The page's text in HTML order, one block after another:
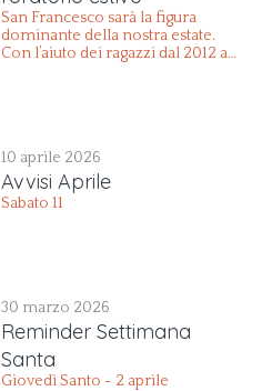
San Francesco sarà la figura
dominante della nostra estate.
Con l’aiuto dei ragazzi dal 2012 al
Santo. Il gruppo animatori ormai
è definito, ora aspettiamo le
iscrizioni dei ragazzi dal mese di
Maggio.
10 aprile 2026
Avvisi Aprile
Sabato 11
30 marzo 2026
Reminder Settimana
Santa
Giovedì Santo - 2 aprile